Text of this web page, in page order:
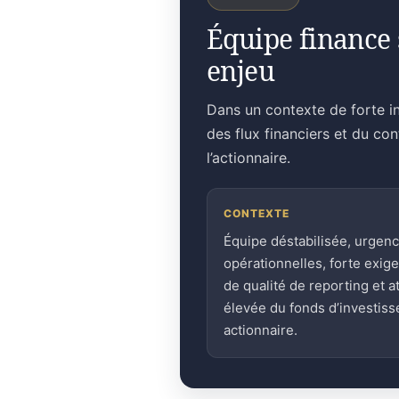
Équipe
enjeu
Dans un contexte de forte
des flux financiers et du
l’actionnaire.
CONTEXTE
Équipe déstabilisée,
opérationnelles, forte
de qualité de reporting et
élevée du fonds
actionnaire.